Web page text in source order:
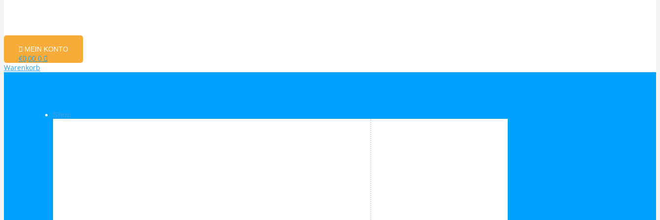
MEIN KONTO
€0,00 0
Warenkorb
Shop